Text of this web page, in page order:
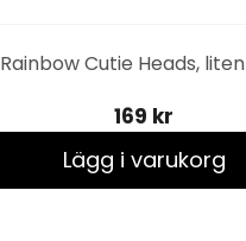
Rainbow Cutie Heads,
169 kr
Lägg i varukorg